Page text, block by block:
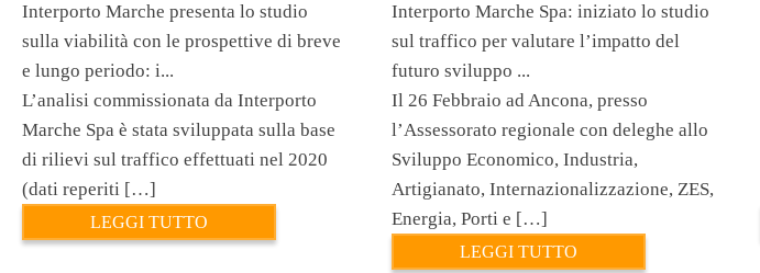
Interporto Marche presenta lo studio
sulla viabilità con le prospettive di breve
e lungo periodo: i...
L’analisi commissionata da Interporto
Marche Spa è stata sviluppata sulla base
di rilievi sul traffico effettuati nel 2020
(dati reperiti […]
LEGGI TUTTO
Interporto Marche Spa: iniziato lo studio
sul traffico per valutare l’impatto del
futuro sviluppo ...
Il 26 Febbraio ad Ancona, presso
l’Assessorato regionale con deleghe allo
Sviluppo Economico, Industria,
Artigianato, Internazionalizzazione, ZES,
Energia, Porti e […]
LEGGI TUTTO